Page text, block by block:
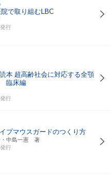
で取り組むLBC
行
本 超高齢社会に対応する全顎
臨床編
行
プマウスガードのつくり方
中島一憲 著
行